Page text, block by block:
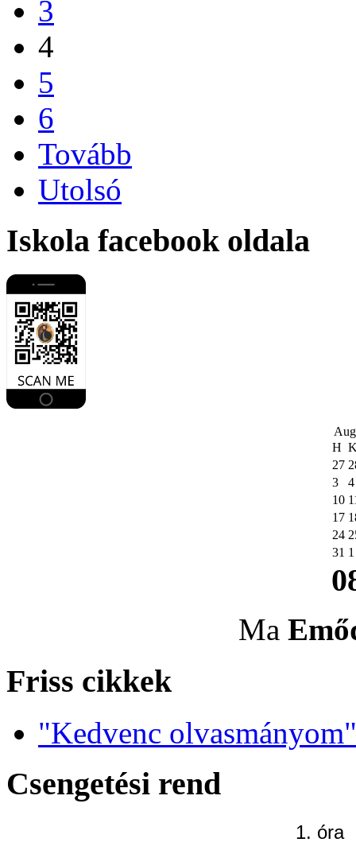
3
4
5
6
Tovább
Utolsó
Iskola facebook oldala
H
27
3
4
10
17
24
31 1
Ma
Friss cikkek
"Kedvenc
Csengetési rend
1. óra